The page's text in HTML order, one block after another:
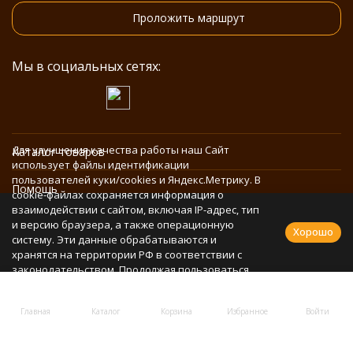
Главная Каталог Корзина Избранное Войти
Проложить маршрут
Мы в социальных сетях:
Каталог товаров
Помощь
Информация
Политика персональных данных
Для улучшения качества работы наш Сайт
использует файлы идентификации
пользователей куки/cookies и Яндекс.Метрику. В
cookie-файлах сохраняется информация о
взаимодействии с сайтом, включая IP-адрес, тип
и версию браузера, а также операционную
систему. Эти данные обрабатываются и
хранятся на территории РФ в соответствии с
законодательством. Продолжая пользоваться
данных в соответствии с
Политикой
Хорошо